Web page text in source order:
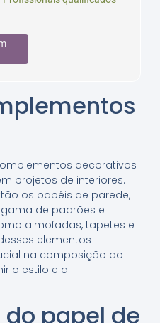
decorativos
projetos de interiores.
os papéis de parede,
de padrões e
almofadas, tapetes e
elementos
na composição do
o estilo e a
papel de